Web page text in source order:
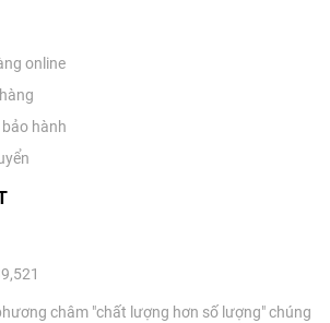
online
hành
châm "chất lượng hơn số lượng" chúng